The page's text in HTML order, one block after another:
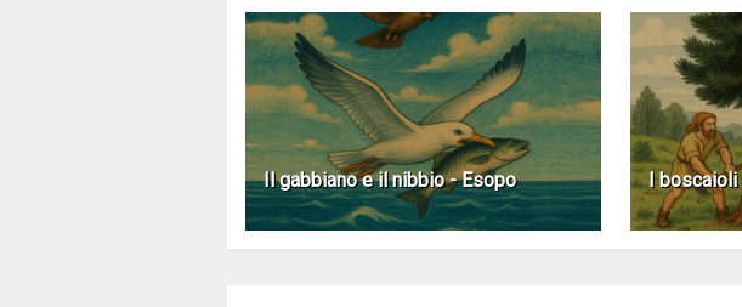
Il gabbiano e il nibbio - Esopo I boscaioli